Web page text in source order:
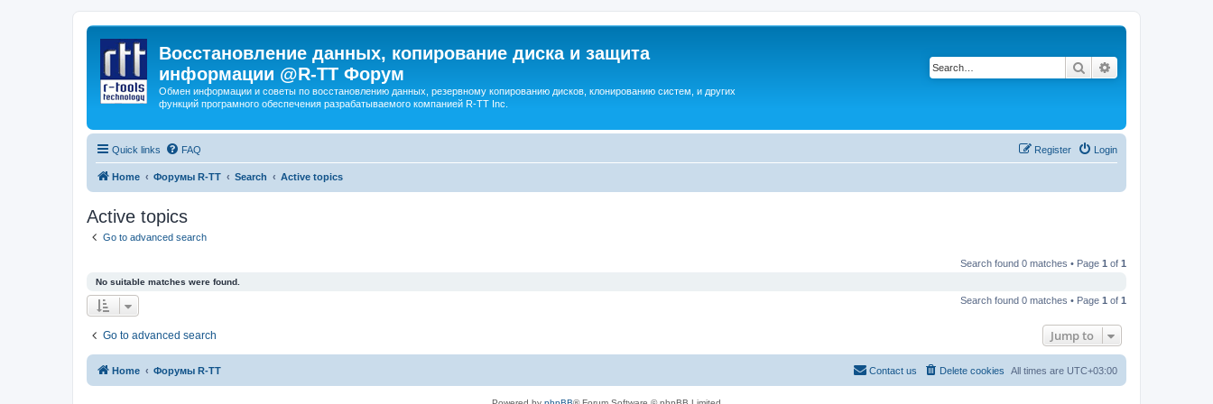
Восстановление данных, копирование диска и защита
информации @R-TT Форум
Обмен информации и советы по восстановлению данных, резервному копированию дисков, клонированию систем, и других
функций програмного обеспечения разрабатываемого компанией R-TT Inc.
Search
Quick links FAQ Login
Register
Home Форумы R-TT Search Active topics
Active topics
Go to advanced search
Search found 0 matches • Page 1 of 1
No suitable matches were found.
Search found 0 matches • Page 1 of 1
Go to advanced search Jump to
Home Форумы R-TT All times are UTC+03:00
Delete cookies
Contact us